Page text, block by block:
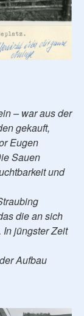
– war aus der
gekauft,
Eugen
Sauen
und
die an sich
jüngster Zeit
Aufbau